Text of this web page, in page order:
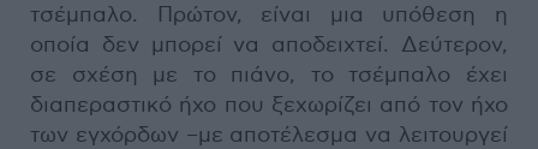
τσέμπαλο. Πρώτον, είναι μια υπόθεση η
οποία δεν μπορεί να αποδειχτεί. Δεύτερον,
σε σχέση με το πιάνο, το τσέμπαλο έχει
διαπεραστικό ήχο που ξεχωρίζει από τον ήχο
των εγχόρδων –με αποτέλεσμα να λειτουργεί